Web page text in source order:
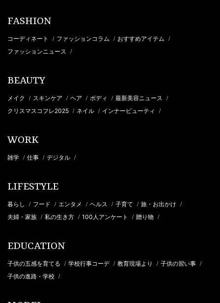
FASHION
コーディネート / ファッションコラム / おすすめアイテム /
ファッションニュース /
BEAUTY
メイク / スキンケア / ヘア / ボディ / 最新美容ニュース /
クリスマスコフレ2025 / ネイル / インナービューティ /
WORK
雑学 / 仕事 / デジタル /
LIFESTYLE
暮らし / フード / エンタメ / ヘルス / 子育て / 旅・お出かけ /
夫婦・家族 / 私の生き方 / 100人アンケート / 贈り物 /
EDUCATION
子供の五感を育てる / 学校行事コーデ / 教育現場より / 子供の習い事 /
子供の進路・学校 /